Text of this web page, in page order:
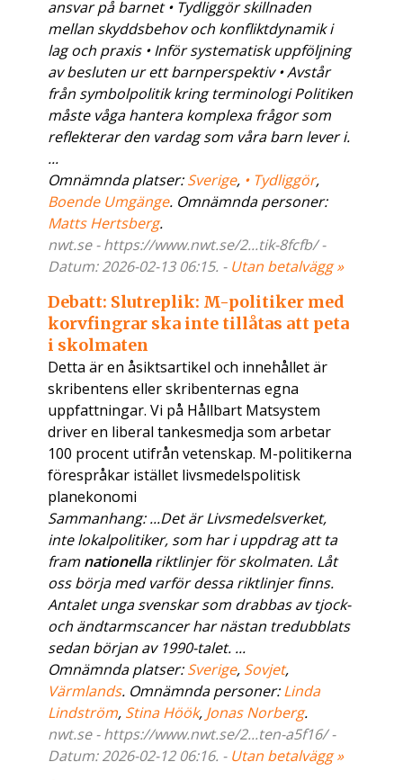
ansvar på barnet • Tydliggör skillnaden
mellan skyddsbehov och konfliktdynamik i
lag och praxis • Inför systematisk uppföljning
av besluten ur ett barnperspektiv • Avstår
från symbolpolitik kring terminologi Politiken
måste våga hantera komplexa frågor som
reflekterar den vardag som våra barn lever i.
...
Omnämnda platser:Sverige, • Tydliggör,
Boende Umgänge. Omnämnda personer:
Matts Hertsberg.
nwt.se - https://www.nwt.se/2...tik-8fcfb/ -
Datum: 2026-02-13 06:15. - Utan betalvägg »
Debatt: Slutreplik: M-politiker med
korvfingrar ska inte tillåtas att peta
i skolmaten
Detta är en åsiktsartikel och innehållet är
skribentens eller skribenternas egna
uppfattningar. Vi på Hållbart Matsystem
driver en liberal tankesmedja som arbetar
100 procent utifrån vetenskap. M-politikerna
förespråkar istället livsmedelspolitisk
planekonomi
Sammanhang: ...Det är Livsmedelsverket,
inte lokalpolitiker, som har i uppdrag att ta
fram nationellariktlinjer för skolmaten. Låt
oss börja med varför dessa riktlinjer finns.
Antalet unga svenskar som drabbas av tjock-
och ändtarmscancer har nästan tredubblats
sedan början av 1990-talet. ...
Omnämnda platser:Sverige, Sovjet,
Värmlands. Omnämnda personer:Linda
Lindström, Stina Höök, Jonas Norberg.
nwt.se - https://www.nwt.se/2...ten-a5f16/ -
Datum: 2026-02-12 06:16. - Utan betalvägg »